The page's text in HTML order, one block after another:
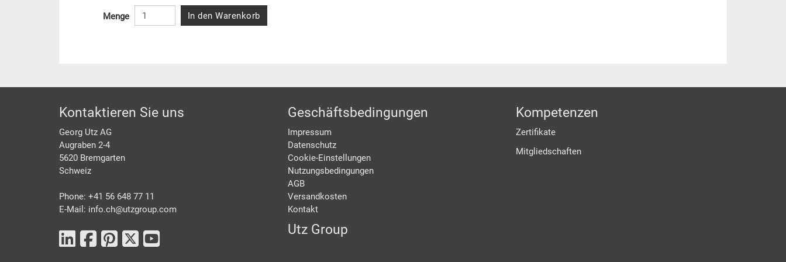
Menge In den Warenkorb
Footer
Kontaktieren Sie uns
Georg Utz AG
Augraben 2-4
5620 Bremgarten
Schweiz
Phone: +41 56 648 77 11
E-Mail: info.ch@utzgroup.com
Geschäftsbedingungen
Impressum
Datenschutz
Cookie-Einstellungen
Nutzungsbedingungen
AGB
Versandkosten
Kontakt
Utz Group
Kompetenzen
Zertifikate
Mitgliedschaften